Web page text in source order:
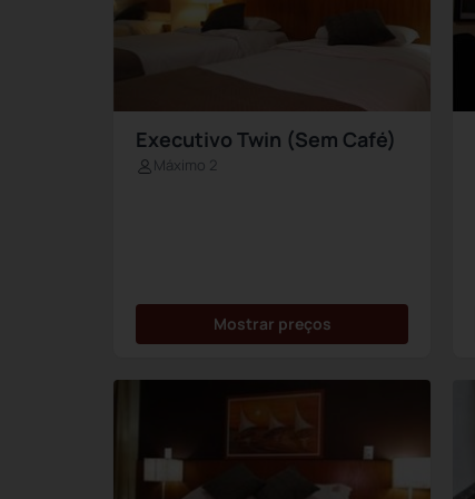
Executivo Twin (Sem Café)
Máximo 2
Mostrar preços